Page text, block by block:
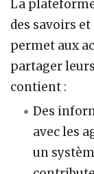
La
des savoirs
permet aux
partager
contient :
Des
avec les
un